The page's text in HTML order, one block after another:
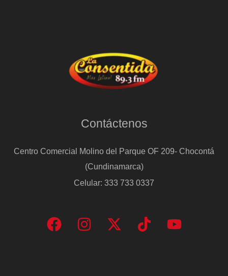
Contáctenos
Centro Comercial Molino del Parque OF 209- Chocontá
(Cundinamarca)
Celular: 333 733 0337